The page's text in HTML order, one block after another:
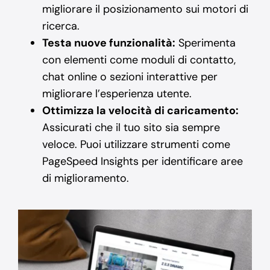
migliorare il posizionamento sui motori di
ricerca.
Testa nuove funzionalità: Sperimenta
con elementi come moduli di contatto,
chat online o sezioni interattive per
migliorare l’esperienza utente.
Ottimizza la velocità di caricamento:
Assicurati che il tuo sito sia sempre
veloce. Puoi utilizzare strumenti come
PageSpeed Insights per identificare aree
di miglioramento.